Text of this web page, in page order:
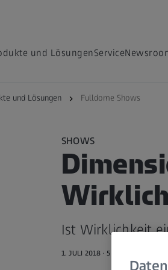
und LösungenService
und Lösungen Fulldome Shows
SHOWS
Ist Wirklichkeit
1. JULI 2018 · 5 MIN. LESEDAUER